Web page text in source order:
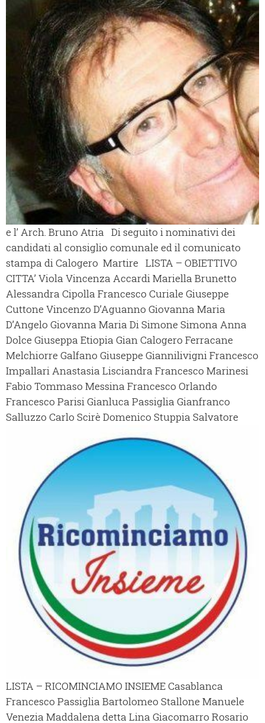
e l’ Arch. Bruno Atria Di seguito i nominativi dei
candidati al consiglio comunale ed il comunicato
stampa di Calogero Martire LISTA – OBIETTIVO
CITTA’ Viola Vincenza Accardi Mariella Brunetto
Alessandra Cipolla Francesco Curiale Giuseppe
Cuttone Vincenzo D’Aguanno Giovanna Maria
D’Angelo Giovanna Maria Di Simone Simona Anna
Dolce Giuseppa Etiopia Gian Calogero Ferracane
Melchiorre Galfano Giuseppe Giannilivigni Francesco
Impallari Anastasia Lisciandra Francesco Marinesi
Fabio Tommaso Messina Francesco Orlando
Francesco Parisi Gianluca Passiglia Gianfranco
Salluzzo Carlo Scirè Domenico Stuppia Salvatore
LISTA – RICOMINCIAMO INSIEME Casablanca
Francesco Passiglia Bartolomeo Stallone Manuele
Venezia Maddalena detta Lina Giacomarro Rosario